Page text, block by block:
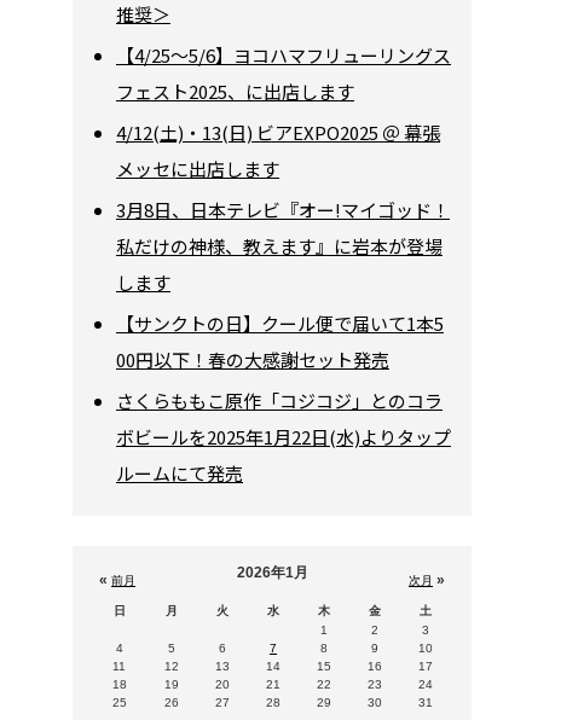
推奨＞
【4/25～5/6】ヨコハマフリューリングス
フェスト2025、に出店します
4/12(土)・13(日) ビアEXPO2025 ＠ 幕張
メッセに出店します
3月8日、日本テレビ『オー!マイゴッド！
私だけの神様、教えます』に岩本が登場
します
【サンクトの日】クール便で届いて1本5
00円以下！春の大感謝セット発売
さくらももこ原作「コジコジ」とのコラ
ボビールを2025年1月22日(水)よりタップ
ルームにて発売
« 前月 次月 »
2026年1月
日 月 火 水 木 金
土
1
2
3
4
5 6 7 8 9
10
11
12 13 14 15 16
17
18
19 20 21 22 23
24
25
26 27 28 29 30 31